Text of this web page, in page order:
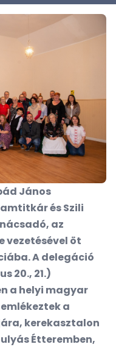
János
és Szili
az
vezetésével öt
A delegáció
20., 21.)
a helyi magyar
a
kerekasztalon
Étteremben,